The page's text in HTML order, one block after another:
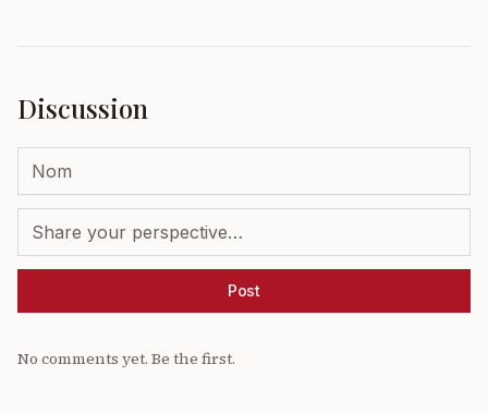
Discussion
Post
No comments yet. Be the first.